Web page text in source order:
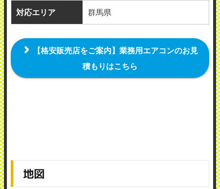
対応エリア 群馬県
【格安販売店をご案内】業務用エアコンのお見
積もりはこちら
地図